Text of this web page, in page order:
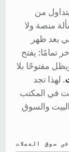
من
منصة ولا
بعد ظهر
تمامًا: يفتح
مفتوحًا بلا
. لهذا تجد
في المكتب
والسوق
في سوق العملات